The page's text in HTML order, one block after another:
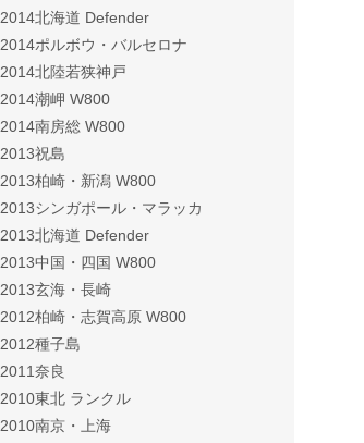
2014北海道 Defender
2014ポルボウ・バルセロナ
2014北陸若狭神戸
2014潮岬 W800
2014南房総 W800
2013祝島
2013柏崎・新潟 W800
2013シンガポール・マラッカ
2013北海道 Defender
2013中国・四国 W800
2013玄海・長崎
2012柏崎・志賀高原 W800
2012種子島
2011奈良
2010東北 ランクル
2010南京・上海